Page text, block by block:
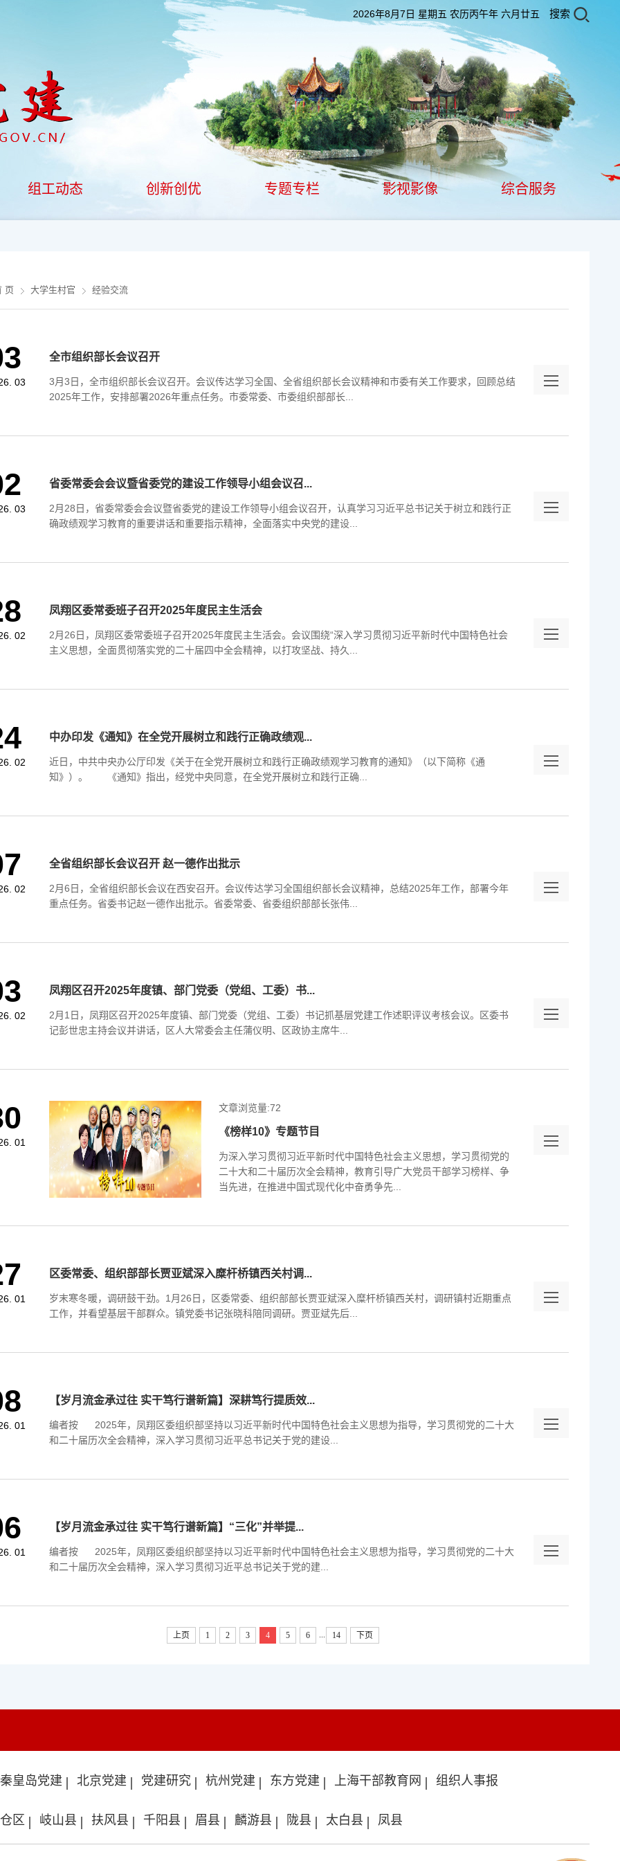
2026年8月7日 星期五 农历丙午年 六月廿五 搜索
组工动态 创新创优 专题专栏 影视影像 综合服务
页 大学生村官 经验交流
03
全市组织部长会议召开
3月3日，全市组织部长会议召开。会议传达学习全国、全省组织部长会议精神和市委有关工作要求，回顾总结
2025年工作，安排部署2026年重点任务。市委常委、市委组织部部长...
03
省委常委会会议暨省委党的建设工作领导小组会议召...
2月28日，省委常委会会议暨省委党的建设工作领导小组会议召开，认真学习习近平总书记关于树立和践行正
确政绩观学习教育的重要讲话和重要指示精神，全面落实中央党的建设...
02
凤翔区委常委班子召开2025年度民主生活会
2月26日，凤翔区委常委班子召开2025年度民主生活会。会议围绕“深入学习贯彻习近平新时代中国特色社会
主义思想，全面贯彻落实党的二十届四中全会精神，以打攻坚战、持久...
02
中办印发《通知》在全党开展树立和践行正确政绩观...
​近日，中共中央办公厅印发《关于在全党开展树立和践行正确政绩观学习教育的通知》（以下简称《通
知》）。 《通知》指出，经党中央同意，在全党开展树立和践行正确...
02
全省组织部长会议召开 赵一德作出批示
2月6日，全省组织部长会议在西安召开。会议传达学习全国组织部长会议精神，总结2025年工作，部署今年
重点任务。省委书记赵一德作出批示。省委常委、省委组织部部长张伟...
02
凤翔区召开2025年度镇、部门党委（党组、工委）书...
2​月1日，凤翔区召开2025年度镇、部门党委（党组、工委）书记抓基层党建工作述职评议考核会议。区委书
记彭世忠主持会议并讲话，区人大常委会主任蒲仪明、区政协主席牛...
01
文章浏览量:72
《榜样10》专题节目
为深入学习贯彻习近平新时代中国特色社会主义思想，学习贯彻党的
二十大和二十届历次全会精神，教育引导广大党员干部学习榜样、争
当先进，在推进中国式现代化中奋勇争先...
01
区委常委、组织部部长贾亚斌深入糜杆桥镇西关村调...
岁末寒冬暖，调研鼓干劲。1月26日，区委常委、组织部部长贾亚斌深入糜杆桥镇西关村，调研镇村近期重点
工作，并看望基层干部群众。镇党委书记张晓科陪同调研。贾亚斌先后...
01
【岁月流金承过往 实干笃行谱新篇】深耕笃行提质效...
编者按 2025年，凤翔区委组织部坚持以习近平新时代中国特色社会主义思想为指导，学习贯彻党的二十大
和二十届历次全会精神，深入学习贯彻习近平总书记关于党的建设...
01
【岁月流金承过往 实干笃行谱新篇】“三化”并举提...
​编者按 2025年，凤翔区委组织部坚持以习近平新时代中国特色社会主义思想为指导，学习贯彻党的二十大
和二十届历次全会精神，深入学习贯彻习近平总书记关于党的建...
上页 1 2 3 4 5 6 14 下页
秦皇岛党建 北京党建 党建研究 杭州党建 东方党建 上海干部教育网 组织人事报
区 岐山县 扶风县 千阳县 眉县 麟游县 陇县 太白县 凤县